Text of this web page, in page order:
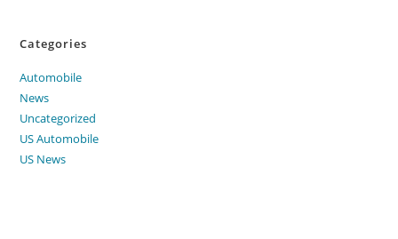
Categories
Automobile
News
Uncategorized
US Automobile
US News